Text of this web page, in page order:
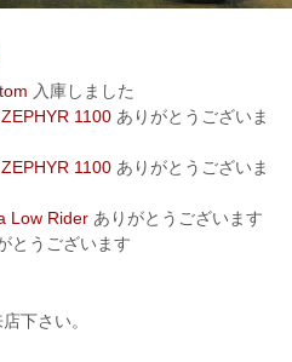
入庫しました
1100ありがとうございま
1100ありがとうございま
Low Riderありがとうございます
とうございます
下さい。